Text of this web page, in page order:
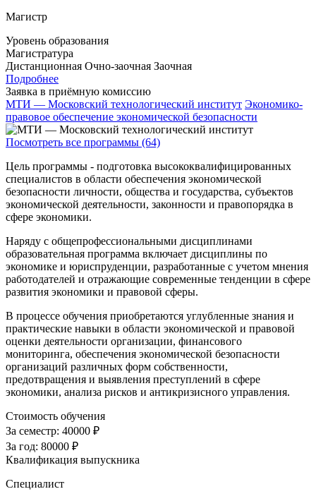
Магистр
Уровень образования
Магистратура
Дистанционная Очно-заочная Заочная
Подробнее
Заявка в приёмную комиссию
МТИ — Московский технологический институт Экономико-
правовое обеспечение экономической безопасности
Посмотреть все программы (64)
Цель программы - подготовка высококвалифицированных
специалистов в области обеспечения экономической
безопасности личности, общества и государства, субъектов
экономической деятельности, законности и правопорядка в
сфере экономики.
Наряду с общепрофессиональными дисциплинами
образовательная программа включает дисциплины по
экономике и юриспруденции, разработанные с учетом мнения
работодателей и отражающие современные тенденции в сфере
развития экономики и правовой сферы.
В процессе обучения приобретаются углубленные знания и
практические навыки в области экономической и правовой
оценки деятельности организации, финансового
мониторинга, обеспечения экономической безопасности
организаций различных форм собственности,
предотвращения и выявления преступлений в сфере
экономики, анализа рисков и антикризисного управления.
Стоимость обучения
За семестр: 40000 ₽
За год: 80000 ₽
Квалификация выпускника
Специалист